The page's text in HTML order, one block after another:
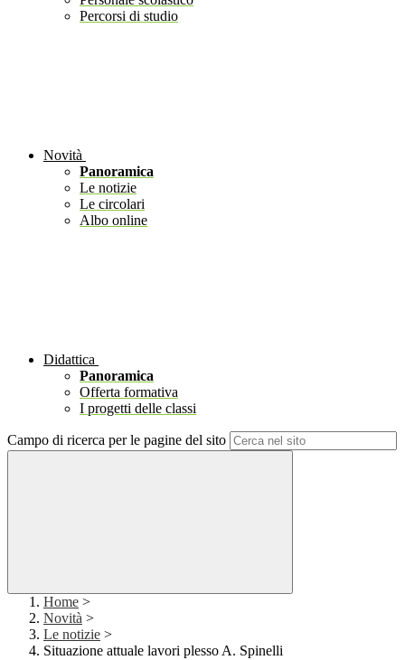
Percorsi di studio
Novità
Panoramica
Le notizie
Le circolari
Albo online
Didattica
Panoramica
Offerta formativa
I progetti delle classi
Campo di ricerca per le pagine del sito
Home >
Novità >
Le notizie >
Situazione attuale lavori plesso A. Spinelli